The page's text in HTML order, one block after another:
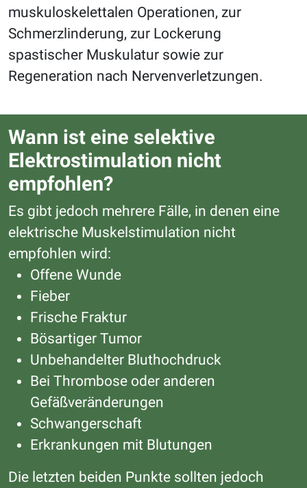
muskuloskelettalen Operationen, zur
Schmerzlinderung, zur Lockerung
spastischer Muskulatur sowie zur
Regeneration nach Nervenverletzungen.
Wann ist eine selektive
Elektrostimulation nicht
empfohlen?
Es gibt jedoch mehrere Fälle, in denen eine
elektrische Muskelstimulation nicht
empfohlen wird:
Offene Wunde
Fieber
Frische Fraktur
Bösartiger Tumor
Unbehandelter Bluthochdruck
Bei Thrombose oder anderen
Gefäßveränderungen
Schwangerschaft
Erkrankungen mit Blutungen
Die letzten beiden Punkte sollten jedoch